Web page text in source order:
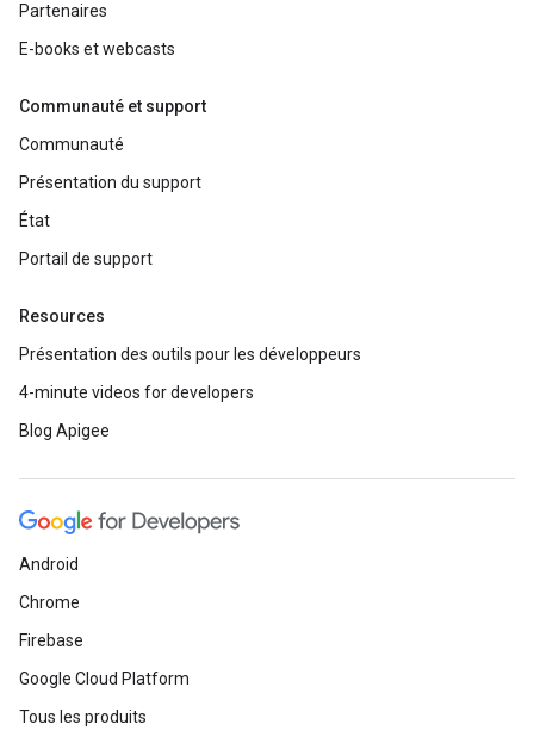
Partenaires
E-books et webcasts
Communauté et support
Communauté
Présentation du support
État
Portail de support
Resources
Présentation des outils pour les développeurs
4-minute videos for developers
Blog Apigee
Android
Chrome
Firebase
Google Cloud Platform
Tous les produits